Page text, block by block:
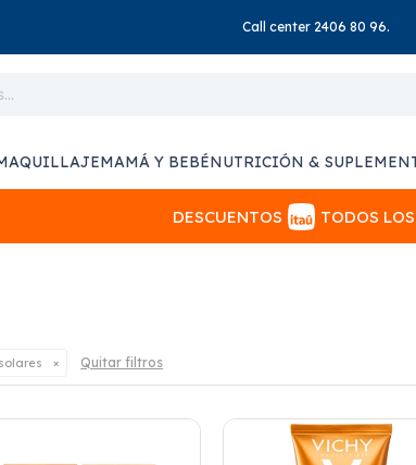
Call center 2406 80 96.
MAMÁ Y BEBÉNUTRICIÓN &
DESCUENTOS TODOS
Quitar filtros